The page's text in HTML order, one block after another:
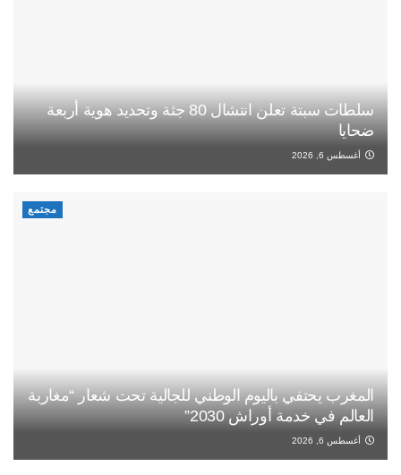
سلطات سبتة تعلن انتشال 80 جثة وتحديد هوية أربعة
ضحايا
أغسطس 6, 2026
مجتمع
المغرب يحتفي باليوم الوطني للجالية تحت شعار “مغاربة
العالم في خدمة أوراش 2030”
أغسطس 6, 2026